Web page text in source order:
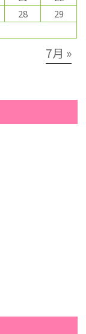
28
29
7月 »